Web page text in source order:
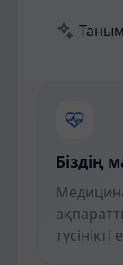
Таным
Біздің
түсінікті